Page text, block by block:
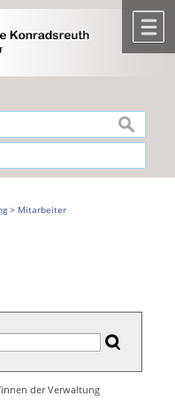
suchen
> Mitarbeiter
der Verwaltung